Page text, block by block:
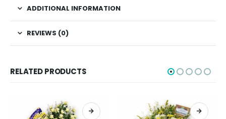
ADDITIONAL INFORMATION
REVIEWS (0)
RELATED PRODUCTS